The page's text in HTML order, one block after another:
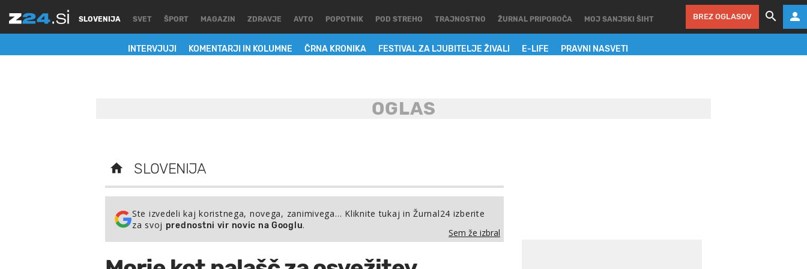
SLOVENIJA
INTERVJUJI KOMENTARJI IN KOLUMNE ČRNA KRONIKA FESTIVAL ZA LJUBITELJE ŽIVALI E-LIFE PRAVNI NASVETI
SVET ŠPORT MAGAZIN ZDRAVJE AVTO POPOTNIK POD STREHO TRAJNOSTNO ŽURNAL PRIPOROČA MOJ SANJSKI ŠIHT BREZ OGLASOV
SLOVENIJA
Ste izvedeli kaj koristnega, novega, zanimivega… Kliknite tukaj in Žurnal24 izberite
za svoj prednostni vir novic na Googlu.
Sem že izbral